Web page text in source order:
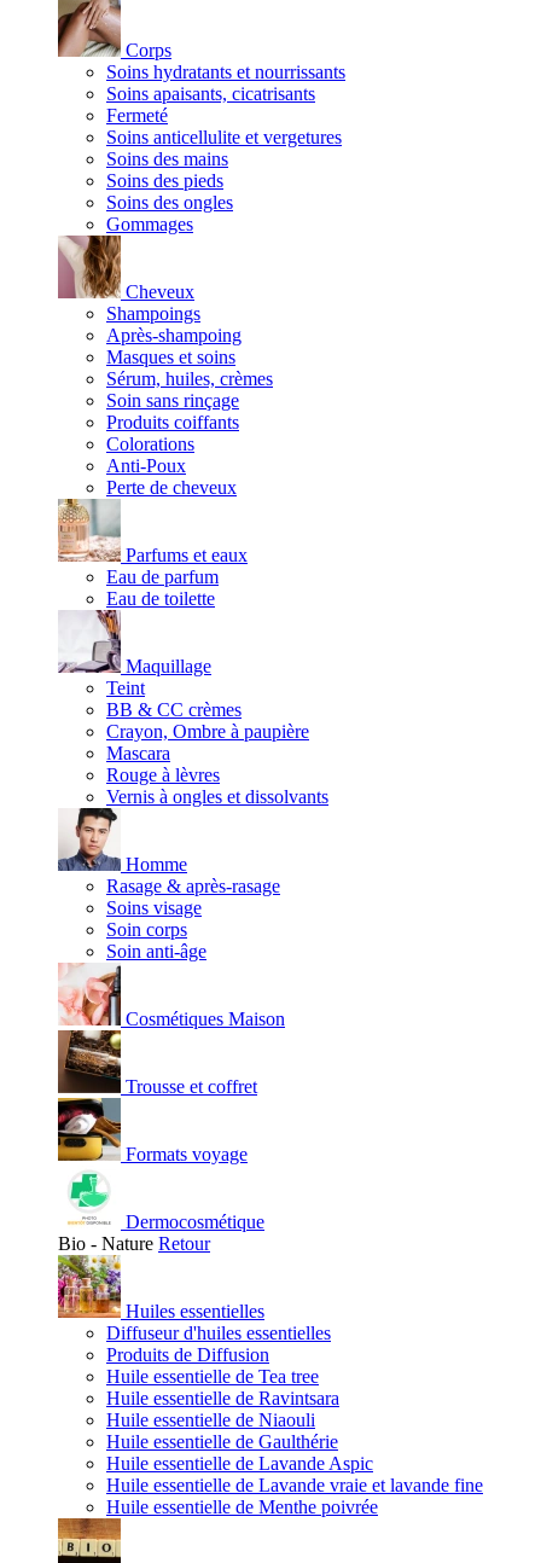
Corps
Soins hydratants et nourrissants
Soins apaisants, cicatrisants
Fermeté
Soins anticellulite et vergetures
Soins des mains
Soins des pieds
Soins des ongles
Gommages
Cheveux
Shampoings
Après-shampoing
Masques et soins
Sérum, huiles, crèmes
Soin sans rinçage
Produits coiffants
Colorations
Anti-Poux
Perte de cheveux
Parfums et eaux
Eau de parfum
Eau de toilette
Maquillage
Teint
BB & CC crèmes
Crayon, Ombre à paupière
Mascara
Rouge à lèvres
Vernis à ongles et dissolvants
Homme
Rasage & après-rasage
Soins visage
Soin corps
Soin anti-âge
Cosmétiques Maison
Trousse et coffret
Formats voyage
Dermocosmétique
Bio - Nature Retour
Huiles essentielles
Diffuseur d'huiles essentielles
Produits de Diffusion
Huile essentielle de Tea tree
Huile essentielle de Ravintsara
Huile essentielle de Niaouli
Huile essentielle de Gaulthérie
Huile essentielle de Lavande Aspic
Huile essentielle de Lavande vraie et lavande fine
Huile essentielle de Menthe poivrée